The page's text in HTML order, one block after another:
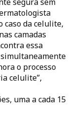
caso da celulite,
camadas
essa
o processo
celulite”,
uma a cada 15